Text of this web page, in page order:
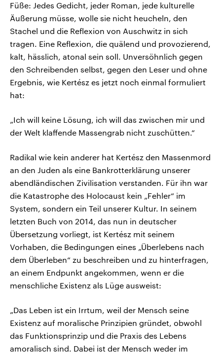
Füße: Jedes Gedicht, jeder Roman, jede kulturelle
Äußerung müsse, wolle sie nicht heucheln, den
Stachel und die Reflexion von Auschwitz in sich
tragen. Eine Reflexion, die quälend und provozierend,
kalt, hässlich, atonal sein soll. Unversöhnlich gegen
den Schreibenden selbst, gegen den Leser und ohne
Ergebnis, wie Kertész es jetzt noch einmal formuliert
hat:
„Ich will keine Lösung, ich will das zwischen mir und
der Welt klaffende Massengrab nicht zuschütten.“
Radikal wie kein anderer hat Kertész den Massenmord
an den Juden als eine Bankrotterklärung unserer
abendländischen Zivilisation verstanden. Für ihn war
die Katastrophe des Holocaust kein „Fehler“ im
System, sondern ein Teil unserer Kultur. In seinem
letzten Buch von 2014, das nun in deutscher
Übersetzung vorliegt, ist Kertész mit seinem
Vorhaben, die Bedingungen eines „Überlebens nach
dem Überleben“ zu beschreiben und zu hinterfragen,
an einem Endpunkt angekommen, wenn er die
menschliche Existenz als Lüge ausweist:
„Das Leben ist ein Irrtum, weil der Mensch seine
Existenz auf moralische Prinzipien gründet, obwohl
das Funktionsprinzip und die Praxis des Lebens
amoralisch sind. Dabei ist der Mensch weder im